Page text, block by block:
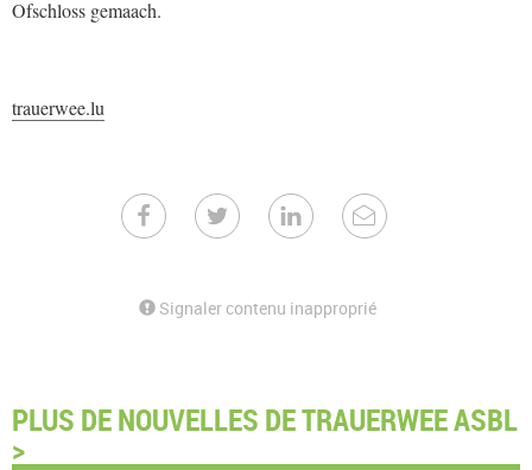
Ofschloss gemaach.
trauerwee.lu
Signaler contenu inapproprié
PLUS DE NOUVELLES DE TRAUERWEE ASBL
>